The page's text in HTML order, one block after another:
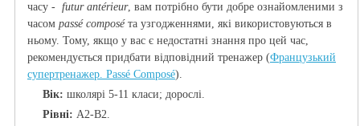
часу - futur antérieur, вам потрібно бути добре ознайомленими з
часом passé composéта узгодженнями, які використовуються в
ньому. Тому, якщо у вас є недостатні знання про цей час,
рекомендується придбати відповідний тренажер (Французький
супертренажер. Passé Composé).
Вік: школярі 5-11 класи; дорослі.
Рівні: А2-B2.